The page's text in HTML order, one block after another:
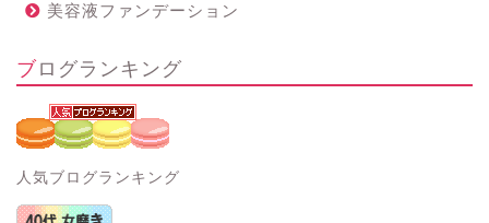
美容液ファンデーション
ブログランキング
人気ブログランキング